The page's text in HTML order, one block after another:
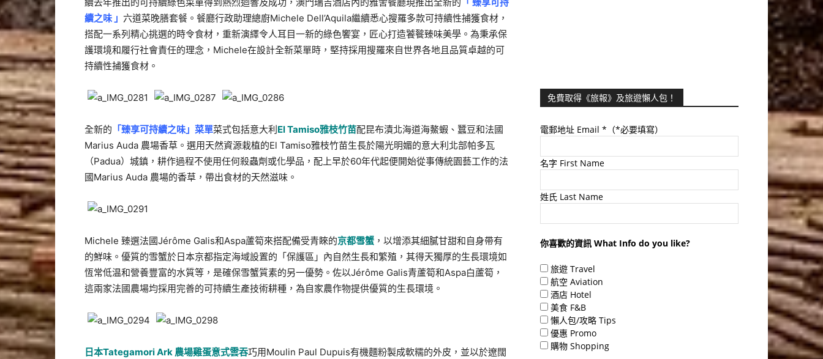
續去年推出的可持續綠色菜單得到熱烈迴響及成功，澳門瑞吉酒店內的雅舍餐廳現推出全新的 「 臻享可持
續之味 」 六道菜晚膳套餐。餐廳行政助理總廚Michele Dell’Aquila繼續悉心搜羅多款可持續性捕獲食材，
搭配一系列精心挑選的時令食材，重新演繹令人耳目一新的綠色饗宴，匠心打造饕餮臻味美學。為秉承保
護環境和履行社會責任的理念，Michele在設計全新菜單時，堅持採用搜羅來自世界各地且品質卓越的可
持續性捕獲食材。
全新的 「臻享可持續之味」菜單菜式包括意大利 El Tamiso雅枝竹苗配昆布漬北海道海鰲蝦、蠶豆和法國
Marius Auda 農場香草。選用天然資源栽植的El Tamiso雅枝竹苗生長於陽光明媚的意大利北部帕多瓦
（Padua）城鎮，耕作過程不使用任何殺蟲劑或化學品，配上早於60年代起便開始從事傳統園藝工作的法
國Marius Auda 農場的香草，帶出食材的天然滋味。
Michele 臻選法國Jérôme Galis和Aspa蘆筍來搭配備受青睞的京都雪蟹 ，以增添其細膩甘甜和自身帶有
的鮮味。優質的雪蟹於日本京都指定海域設置的「保護區」內自然生長和繁殖，其得天獨厚的生長環境如
恆常低温和營養豐富的水質等，是確保雪蟹質素的另一優勢。佐以Jérôme Galis青蘆筍和Aspa白蘆筍，
這兩家法國農場均採用完善的可持續生產技術耕種，為自家農作物提供優質的生長環境。
日本Tategamori Ark 農場雞蛋意式雲吞巧用Moulin Paul Dupuis有機麵粉製成軟糯的外皮，並以於遼闊
免費取得《旅報》及旅遊懶人包！
電郵地址 Email *（*必要填寫）
名字 First Name
姓氏 Last Name
你喜歡的資訊 What Info do you like?
旅遊 Travel
航空 Aviation
酒店 Hotel
美食 F&B
懶人包/攻略 Tips
優惠 Promo
購物 Shopping